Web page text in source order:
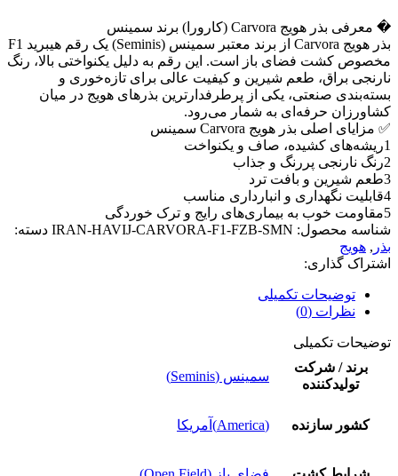
� معرفی بذر هویج Carvora (کارورا) برند سمینس
بذر هویج Carvora از برند معتبر سمینس (Seminis) یک رقم هیبرید F1
مخصوص کشت فضای باز است. این رقم به دلیل یکنواختی بالا، رنگ
نارنجی براق، طعم شیرین و کیفیت عالی برای تازه‌خوری و
بسته‌بندی صنعتی، یکی از پرطرفدارترین بذرهای هویج در میان
کشاورزان حرفه‌ای به شمار می‌رود.
✅ مزایای اصلی بذر هویج Carvora سمینس
1ریشه‌های کشیده، صاف و یکنواخت
2رنگ نارنجی پررنگ و جذاب
3طعم شیرین و بافت ترد
4قابلیت نگهداری و انبارداری مناسب
5مقاومت خوب به بیماری‌های رایج و ترک خوردگی
شناسه محصول: IRAN-HAVIJ-CARVORA-F1-FZB-SMN دسته:
بذر , هویج
اشتراک گذاری:
توضیحات تکمیلی
نظرات (0)
توضیحات تکمیلی
برند / شرکت
تولیدکننده
سمینس (Seminis)
کشور سازنده (America)آمریکا